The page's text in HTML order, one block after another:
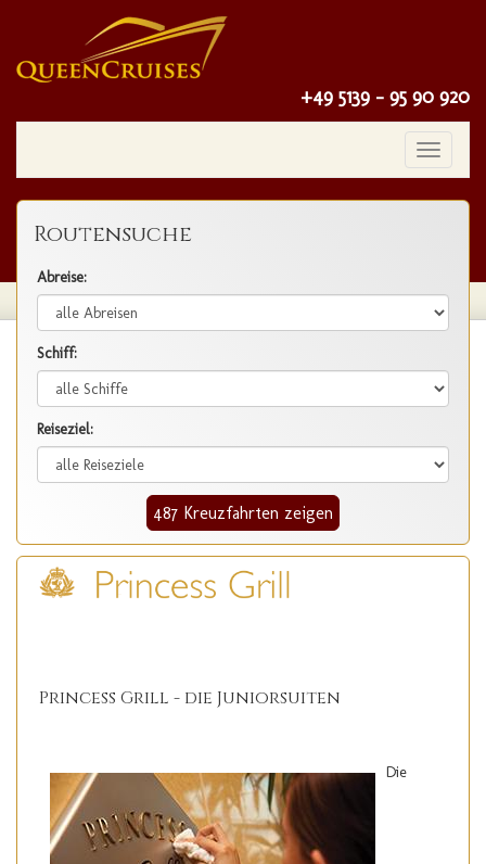
+49 5139 - 95 90 920
Toggle
Routensuche
Abreise:
Schiff:
Reiseziel:
487 Kreuzfahrten zeigen
Princess Grill - die Juniorsuiten
Die